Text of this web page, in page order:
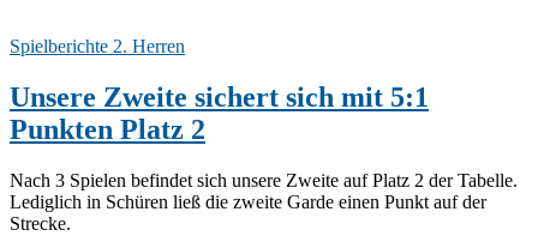
Spielberichte 2. Herren
Unsere Zweite sichert sich mit 5:1
Punkten Platz 2
Nach 3 Spielen befindet sich unsere Zweite auf Platz 2 der Tabelle.
Lediglich in Schüren ließ die zweite Garde einen Punkt auf der
Strecke.